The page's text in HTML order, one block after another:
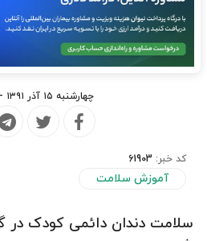
چهارشنبه ۱۵ آذر ۱۳۹۱ - ۱۰:۲۵
کد خبر: 61903
آموزش سلامت
سلامت دندان دائمی کودک در